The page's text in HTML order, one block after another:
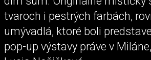
tvaroch i pestrých farbách,
umývadlá, ktoré boli
pop-up výstavy práve v